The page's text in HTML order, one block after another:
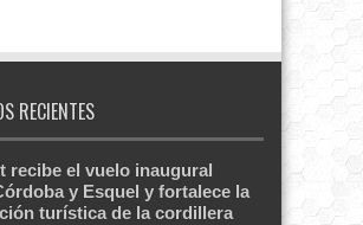
RECIENTES
recibe el vuelo inaugural
y Esquel y fortalece la
turística de la cordillera